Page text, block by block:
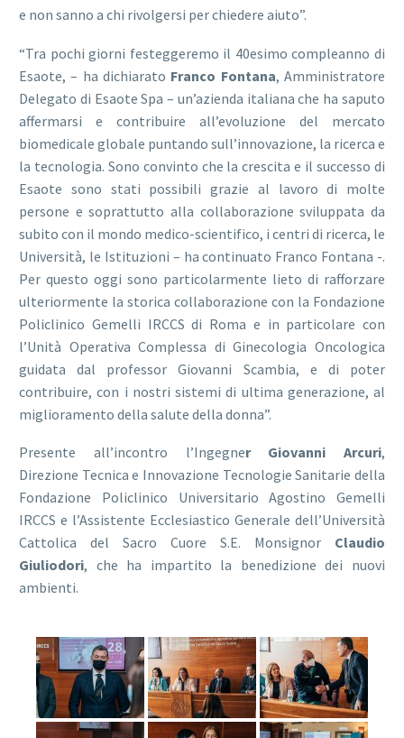
e non sanno a chi rivolgersi per chiedere aiuto”.
“Tra pochi giorni festeggeremo il 40esimo compleanno di
Esaote, – ha dichiarato Franco Fontana, Amministratore
Delegato di Esaote Spa – un’azienda italiana che ha saputo
affermarsi e contribuire all’evoluzione del mercato
biomedicale globale puntando sull’innovazione, la ricerca e
la tecnologia. Sono convinto che la crescita e il successo di
Esaote sono stati possibili grazie al lavoro di molte
persone e soprattutto alla collaborazione sviluppata da
subito con il mondo medico-scientifico, i centri di ricerca, le
Università, le Istituzioni – ha continuato Franco Fontana -.
Per questo oggi sono particolarmente lieto di rafforzare
ulteriormente la storica collaborazione con la Fondazione
Policlinico Gemelli IRCCS di Roma e in particolare con
l’Unità Operativa Complessa di Ginecologia Oncologica
guidata dal professor Giovanni Scambia, e di poter
contribuire, con i nostri sistemi di ultima generazione, al
miglioramento della salute della donna”.
Presente all’incontro l’Ingegner Giovanni Arcuri,
Direzione Tecnica e Innovazione Tecnologie Sanitarie della
Fondazione Policlinico Universitario Agostino Gemelli
IRCCS e l’Assistente Ecclesiastico Generale dell’Università
Cattolica del Sacro Cuore S.E. Monsignor Claudio
Giuliodori, che ha impartito la benedizione dei nuovi
ambienti.